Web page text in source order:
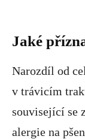
Jaké
Narozdíl od
v trávicím
související se
alergie na